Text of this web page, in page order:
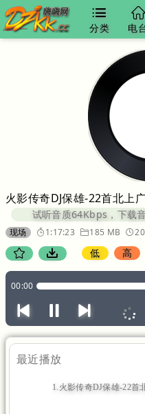
分类 电
火影传奇DJ保雄-22首北上
试听音质64Kbps，下载
现场 1:17:23 185 MB
低 高
00:00
最近播放
1.火影传奇DJ保雄-22首